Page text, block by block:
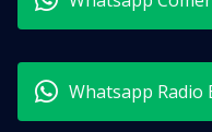
Whatsapp Radio